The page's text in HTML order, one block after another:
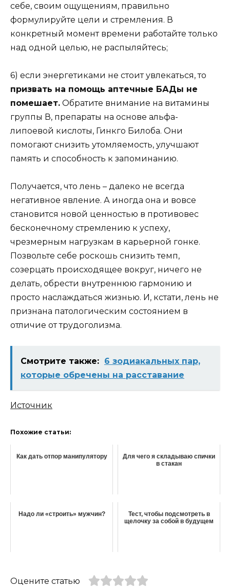
себе, своим ощущениям, правильно
формулируйте цели и стремления. В
конкретный момент времени работайте только
над одной целью, не распыляйтесь;
6) если энергетиками не стоит увлекаться, то
призвать на помощь аптечные БАДы не
помешает. Обратите внимание на витамины
группы В, препараты на основе альфа-
липоевой кислоты, Гинкго Билоба. Они
помогают снизить утомляемость, улучшают
память и способность к запоминанию.
Получается, что лень – далеко не всегда
негативное явление. А иногда она и вовсе
становится новой ценностью в противовес
бесконечному стремлению к успеху,
чрезмерным нагрузкам в карьерной гонке.
Позвольте себе роскошь снизить темп,
созерцать происходящее вокруг, ничего не
делать, обрести внутреннюю гармонию и
просто наслаждаться жизнью. И, кстати, лень не
признана патологическим состоянием в
отличие от трудоголизма.
Смотрите также: 6 зодиакальных пар,
которые обречены на расставание
Источник
Похожие статьи:
Как дать отпор манипулятору
Для чего я складываю спички
в стакан
Надо ли «строить» мужчин?
Тест, чтобы подсмотреть в
щелочку за собой в будущем
Оцените статью